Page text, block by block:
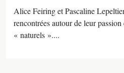
Alice Feiring et Pascaline
rencontrées autour de leur
« naturels »....